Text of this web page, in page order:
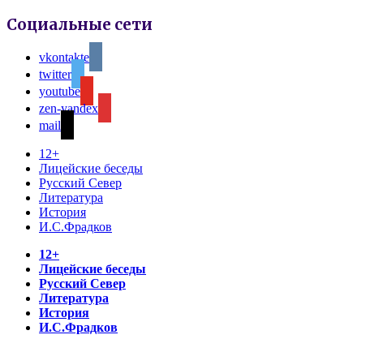
Социальные сети
vkontakte
twitter
youtube
zen-yandex
mail
12+
Лицейские беседы
Русский Север
Литература
История
И.С.Фрадков
12+
Лицейские беседы
Русский Север
Литература
История
И.С.Фрадков